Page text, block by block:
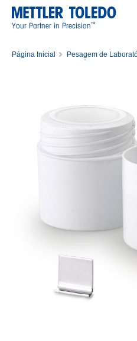
Your Partner in Precision™
Página Inicial Pesagem de